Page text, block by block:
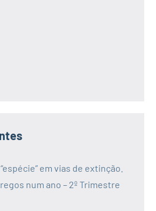
em vias de extinção.
num ano – 2º Trimestre